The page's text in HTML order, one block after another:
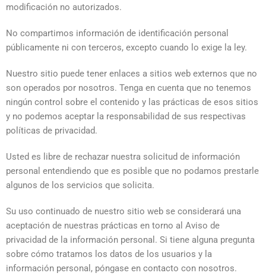
modificación no autorizados.
No compartimos información de identificación personal
públicamente ni con terceros, excepto cuando lo exige la ley.
Nuestro sitio puede tener enlaces a sitios web externos que no
son operados por nosotros. Tenga en cuenta que no tenemos
ningún control sobre el contenido y las prácticas de esos sitios
y no podemos aceptar la responsabilidad de sus respectivas
políticas de privacidad.
Usted es libre de rechazar nuestra solicitud de información
personal entendiendo que es posible que no podamos prestarle
algunos de los servicios que solicita.
Su uso continuado de nuestro sitio web se considerará una
aceptación de nuestras prácticas en torno al Aviso de
privacidad de la información personal. Si tiene alguna pregunta
sobre cómo tratamos los datos de los usuarios y la
información personal, póngase en contacto con nosotros.